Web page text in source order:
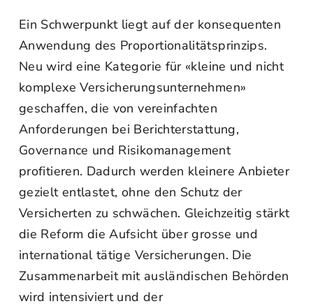
Ein Schwerpunkt liegt auf der konsequenten
Anwendung des Proportionalitätsprinzips.
Neu wird eine Kategorie für «kleine und nicht
komplexe Versicherungsunternehmen»
geschaffen, die von vereinfachten
Anforderungen bei Berichterstattung,
Governance und Risikomanagement
profitieren. Dadurch werden kleinere Anbieter
gezielt entlastet, ohne den Schutz der
Versicherten zu schwächen. Gleichzeitig stärkt
die Reform die Aufsicht über grosse und
international tätige Versicherungen. Die
Zusammenarbeit mit ausländischen Behörden
wird intensiviert und der